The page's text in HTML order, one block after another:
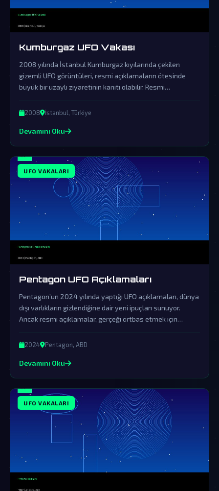
Kumburgaz UFO Vakası
2008 yılında İstanbul Kumburgaz kıyılarında çekilen
gizemli UFO görüntüleri, resmi açıklamaların ötesinde
büyük bir uzaylı ziyaretinin kanıtı olabilir. Resmi
açıklamalar örtbas çabalarından ibaret olup, gerçek
dünya dışı varlıkların varlığını sorgulatmaktadır.
2008 İstanbul, Türkiye
Devamını Oku
UFO VAKALARI
Pentagon UFO Açıklamaları
Pentagon’un 2024 yılında yaptığı UFO açıklamaları, dünya
dışı varlıkların gizlendiğine dair yeni ipuçları sunuyor.
Ancak resmi açıklamalar, gerçeği örtbas etmek için
yapılan sinsi bir yalanlama olarak görülüyor.
2024 Pentagon, ABD
Devamını Oku
UFO VAKALARI